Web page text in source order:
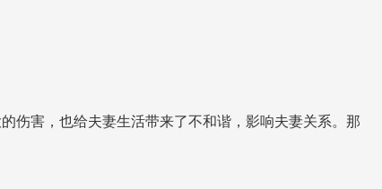
伤害，也给夫妻生活带来了不和谐，影响夫妻关系。那